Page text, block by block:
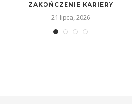
ZAKOŃCZENIE KARIERY
21 lipca, 2026